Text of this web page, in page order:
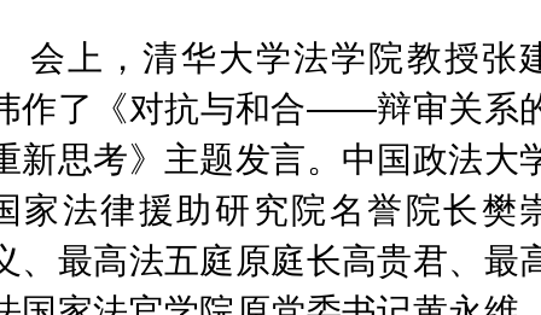
会上，清华大学法学院教授张
作了《对抗与和合——辩审关系
新思考》主题发言。中国政法大
家法律援助研究院名誉院长樊
、最高法五庭原庭长高贵君、最